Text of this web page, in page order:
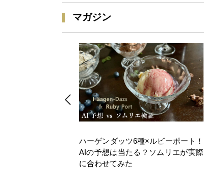
マガジン
ハーゲンダッツ6種×ルビーポート！
AIの予想は当たる？ソムリエが実際
に合わせてみた